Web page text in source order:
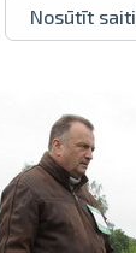
Nosūtīt saiti